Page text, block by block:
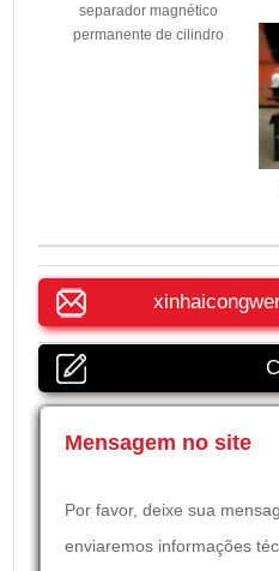
separador magnético
permanente de cilindro
Mensagem no site
Por favor, deixe sua
enviaremos informações